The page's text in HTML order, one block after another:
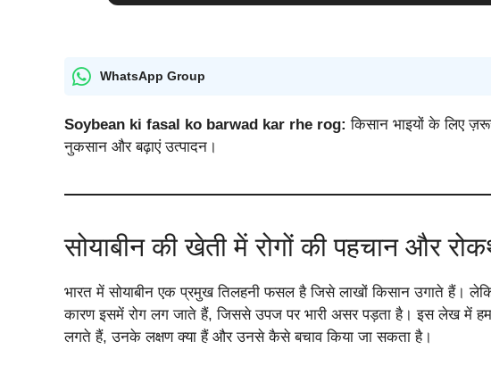
WhatsApp Group
Soybean ki fasal ko barwad kar rhe rog:किसान भाइयों के लिए
नुकसान और बढ़ाएं उत्पादन।
सोयाबीन की खेती में रोगों की पहचान और
भारत में सोयाबीन एक प्रमुख तिलहनी फसल है जिसे लाखों किसान उगाते हैं।
कारण इसमें रोग लग जाते हैं, जिससे उपज पर भारी असर पड़ता है। इस लेख में
लगते हैं, उनके लक्षण क्या हैं और उनसे कैसे बचाव किया जा सकता है।